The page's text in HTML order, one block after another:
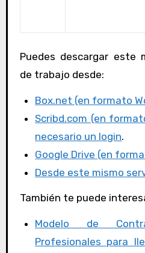
Puedes descargar este
de trabajo desde:
Box.net (en formato
Scribd.com (en
necesario un login.
Google Drive (en
Desde este mismo
También te puede
Modelo de
Profesionales para